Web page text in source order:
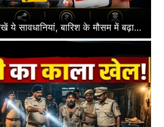
सावधानियां, बारिश के मौसम में बढ़ा...